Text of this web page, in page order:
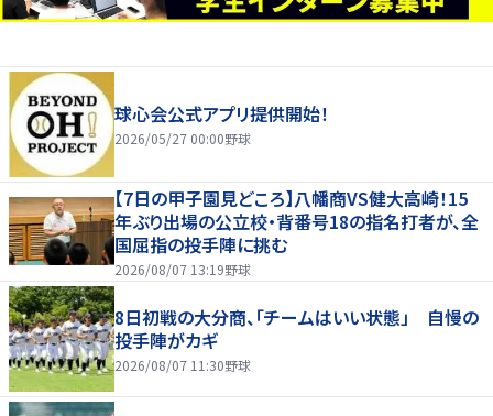
球心会公式アプリ提供開始！
2026/05/27 00:00野球
【7日の甲子園見どころ】八幡商VS健大高崎！15
年ぶり出場の公立校・背番号18の指名打者が、全
国屈指の投手陣に挑む
2026/08/07 13:19野球
8日初戦の大分商、「チームはいい状態」 自慢の
投手陣がカギ
2026/08/07 11:30野球